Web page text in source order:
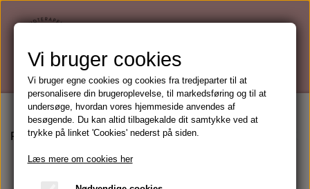
Forside Mærker Kalahari Phyto-Ceutical skincare
Vi bruger cookies
Vi bruger egne cookies og cookies fra tredjeparter til at
personalisere din brugeroplevelse, til markedsføring og til at
undersøge, hvordan vores hjemmeside anvendes af
besøgende. Du kan altid tilbagekalde dit samtykke ved at
trykke på linket 'Cookies' nederst på siden.
Læs mere om cookies her